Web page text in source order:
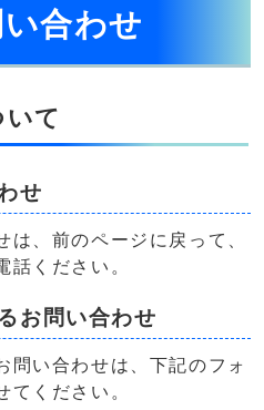
合わせ
て
せ
は、前のページに戻って、
話ください。
お問い合わせ
問い合わせは、下記のフォ
てください。